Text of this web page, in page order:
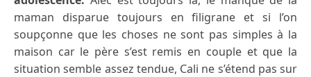
maman disparue toujours en filigrane et si l’on
soupçonne que les choses ne sont pas simples à la
maison car le père s’est remis en couple et que la
situation semble assez tendue, Cali ne s’étend pas sur